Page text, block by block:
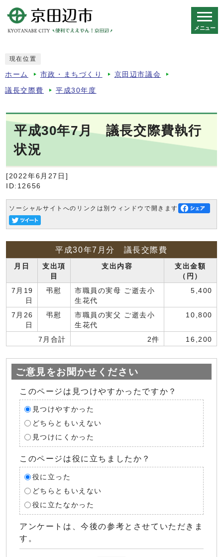
メニュー
現在位置
ホーム 市政・まちづくり 京田辺市議会
議長交際費 平成30年度
平成30年7月 議長交際費執行
状況
[2022年6月27日]
ID:12656
ソーシャルサイトへのリンクは別ウィンドウで開きます
平成30年7月分 議長交際費
月日
支出項
目
支出内容
支出金額
（円）
7月19
日
弔慰
市職員の実母 ご逝去小
生花代
5,400
7月26
日
弔慰
市職員の実父 ご逝去小
生花代
10,800
7月合計 2件 16,200
ご意見をお聞かせください
このページは見つけやすかったですか？
見つけやすかった
どちらともいえない
見つけにくかった
このページは役に立ちましたか？
役に立った
どちらともいえない
役に立たなかった
アンケートは、今後の参考とさせていただきま
す。